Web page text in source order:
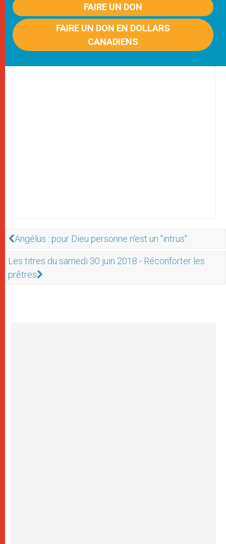
FAIRE UN DON
FAIRE UN DON EN DOLLARS
CANADIENS
Angélus : pour Dieu personne n'est un "intrus"
Les titres du samedi 30 juin 2018 - Réconforter les
prêtres